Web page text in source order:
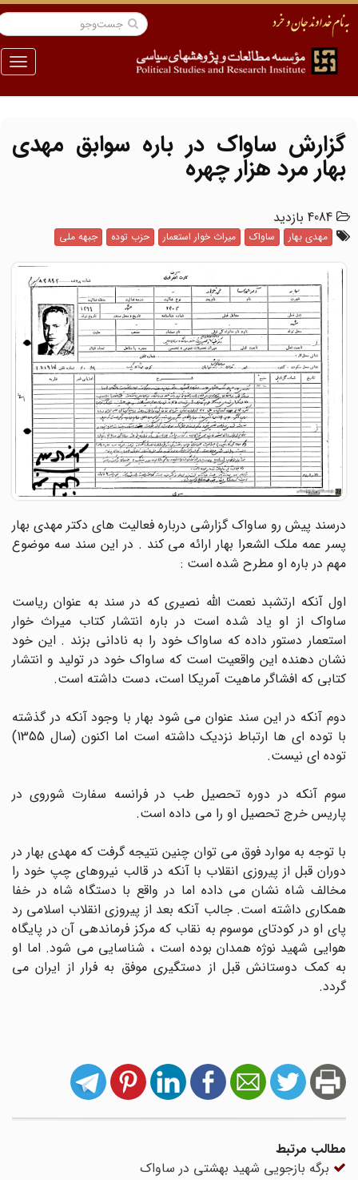
منو
گزارش ساواک در باره سوابق مهدی
بهار مرد هزار چهره
4084 بازدید
مهدی بهار ساواک میراث خوار استعمار حزب توده جبهه ملی
درسند پیش رو ساواک گزارشی درباره فعالیت های دکتر مهدی بهار
پسر عمه ملک الشعرا بهار ارائه می کند . در این سند سه موضوع
مهم در باره او مطرح شده است :
اول آنکه ارتشبد نعمت الله نصیری که در سند به عنوان ریاست
ساواک از او یاد شده است در باره انتشار کتاب میراث خوار
استعمار دستور داده که ساواک خود را به نادانی بزند . این خود
نشان دهنده این واقعیت است که ساواک خود در تولید و انتشار
کتابی که افشاگر ماهیت آمریکا است، دست داشته است.
دوم آنکه در این سند عنوان می شود بهار با وجود آنکه در گذشته
با توده ای ها ارتباط نزدیک داشته است اما اکنون (سال 1355)
توده ای نیست.
سوم آنکه در دوره تحصیل طب در فرانسه سفارت شوروی در
پاریس خرج تحصیل او را می داده است.
با توجه به موارد فوق می توان چنین نتیجه گرفت که مهدی بهار در
دوران قبل از پیروزی انقلاب با آنکه در قالب نیروهای چپ خود را
مخالف شاه نشان می داده اما در واقع با دستگاه شاه در خفا
همکاری داشته است. جالب آنکه بعد از پیروزی انقلاب اسلامی رد
پای او در کودتای موسوم به نقاب که مرکز فرماندهی آن در پایگاه
هوایی شهید نوژه همدان بوده است ، شناسایی می شود. اما او
به کمک دوستانش قبل از دستگیری موفق به فرار از ایران می
گردد.
مطالب مرتبط
برگه بازجویی شهید بهشتی در ساواک